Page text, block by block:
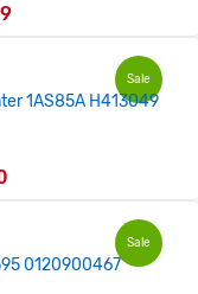
Sale
1AS85A H413049
Sale
0120900467